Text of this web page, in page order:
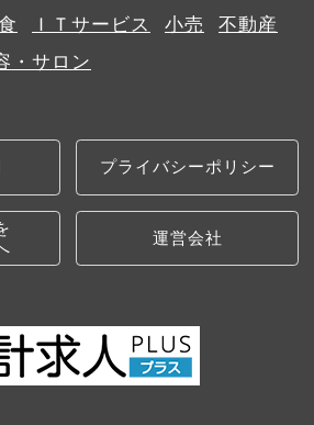
ＩＴサービス 小売
不動産
・サロン
プライバシーポリシー
運営会社